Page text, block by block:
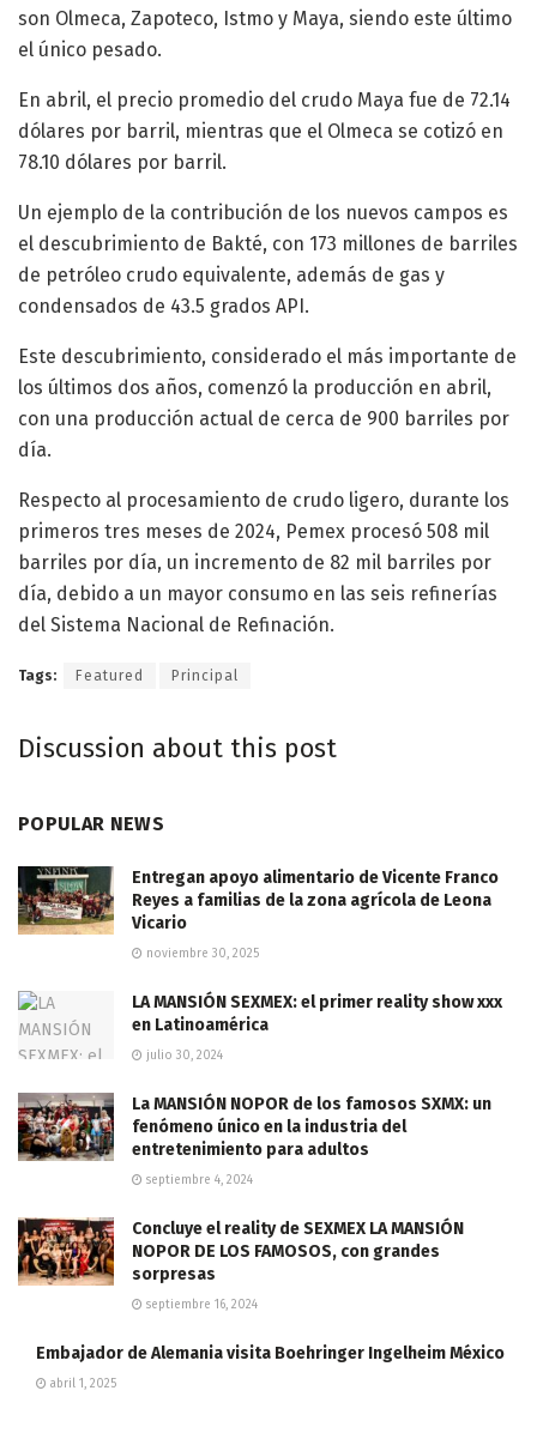
son Olmeca, Zapoteco, Istmo y Maya, siendo este último
el único pesado.
En abril, el precio promedio del crudo Maya fue de 72.14
dólares por barril, mientras que el Olmeca se cotizó en
78.10 dólares por barril.
Un ejemplo de la contribución de los nuevos campos es
el descubrimiento de Bakté, con 173 millones de barriles
de petróleo crudo equivalente, además de gas y
condensados de 43.5 grados API.
Este descubrimiento, considerado el más importante de
los últimos dos años, comenzó la producción en abril,
con una producción actual de cerca de 900 barriles por
día.
Respecto al procesamiento de crudo ligero, durante los
primeros tres meses de 2024, Pemex procesó 508 mil
barriles por día, un incremento de 82 mil barriles por
día, debido a un mayor consumo en las seis refinerías
del Sistema Nacional de Refinación.
Tags: Featured Principal
Discussion about this post
POPULAR NEWS
Entregan apoyo alimentario de Vicente Franco
Reyes a familias de la zona agrícola de Leona
Vicario
noviembre 30, 2025
LA MANSIÓN SEXMEX: el primer reality show xxx
en Latinoamérica
julio 30, 2024
La MANSIÓN NOPOR de los famosos SXMX: un
fenómeno único en la industria del
entretenimiento para adultos
septiembre 4, 2024
Concluye el reality de SEXMEX LA MANSIÓN
NOPOR DE LOS FAMOSOS, con grandes
sorpresas
septiembre 16, 2024
Embajador de Alemania visita Boehringer Ingelheim México
abril 1, 2025